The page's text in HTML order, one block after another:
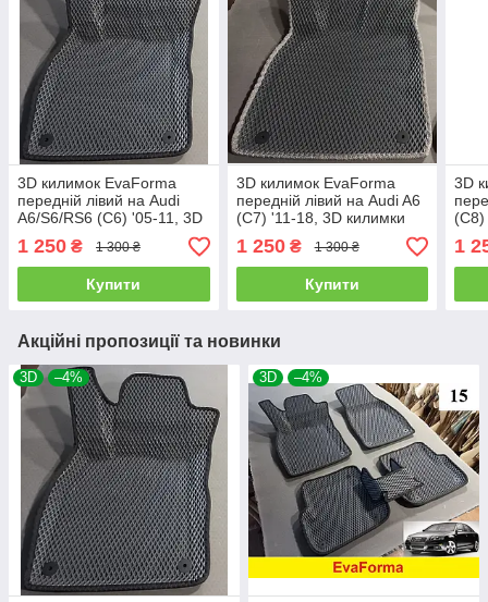
3D килимок EvaForma
передній лівий на Audi
A6/S6/RS6 (C6) '05-11, 3D
килимки EVA
1 250 ₴ 1 300 ₴
Купити
3D килимок EvaForma
передній лівий на Audi A6
(C7) '11-18, 3D килимки
EVA
1 250₴ 1 300 ₴
Купити
3D
EVA
1
Акційні пропозиції та новинки
3D –4% 3D –4%